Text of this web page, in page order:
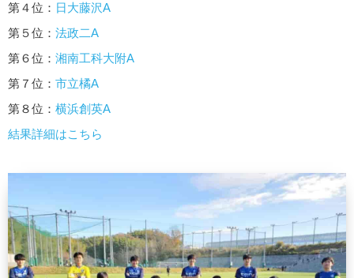
第４位： 日大藤沢A
第５位： 法政二A
第６位： 湘南工科大附A
第７位： 市立橘A
第８位： 横浜創英A
結果詳細はこちら